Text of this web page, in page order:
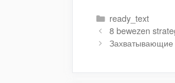
Danh
mục
ready_text
8 bewezen